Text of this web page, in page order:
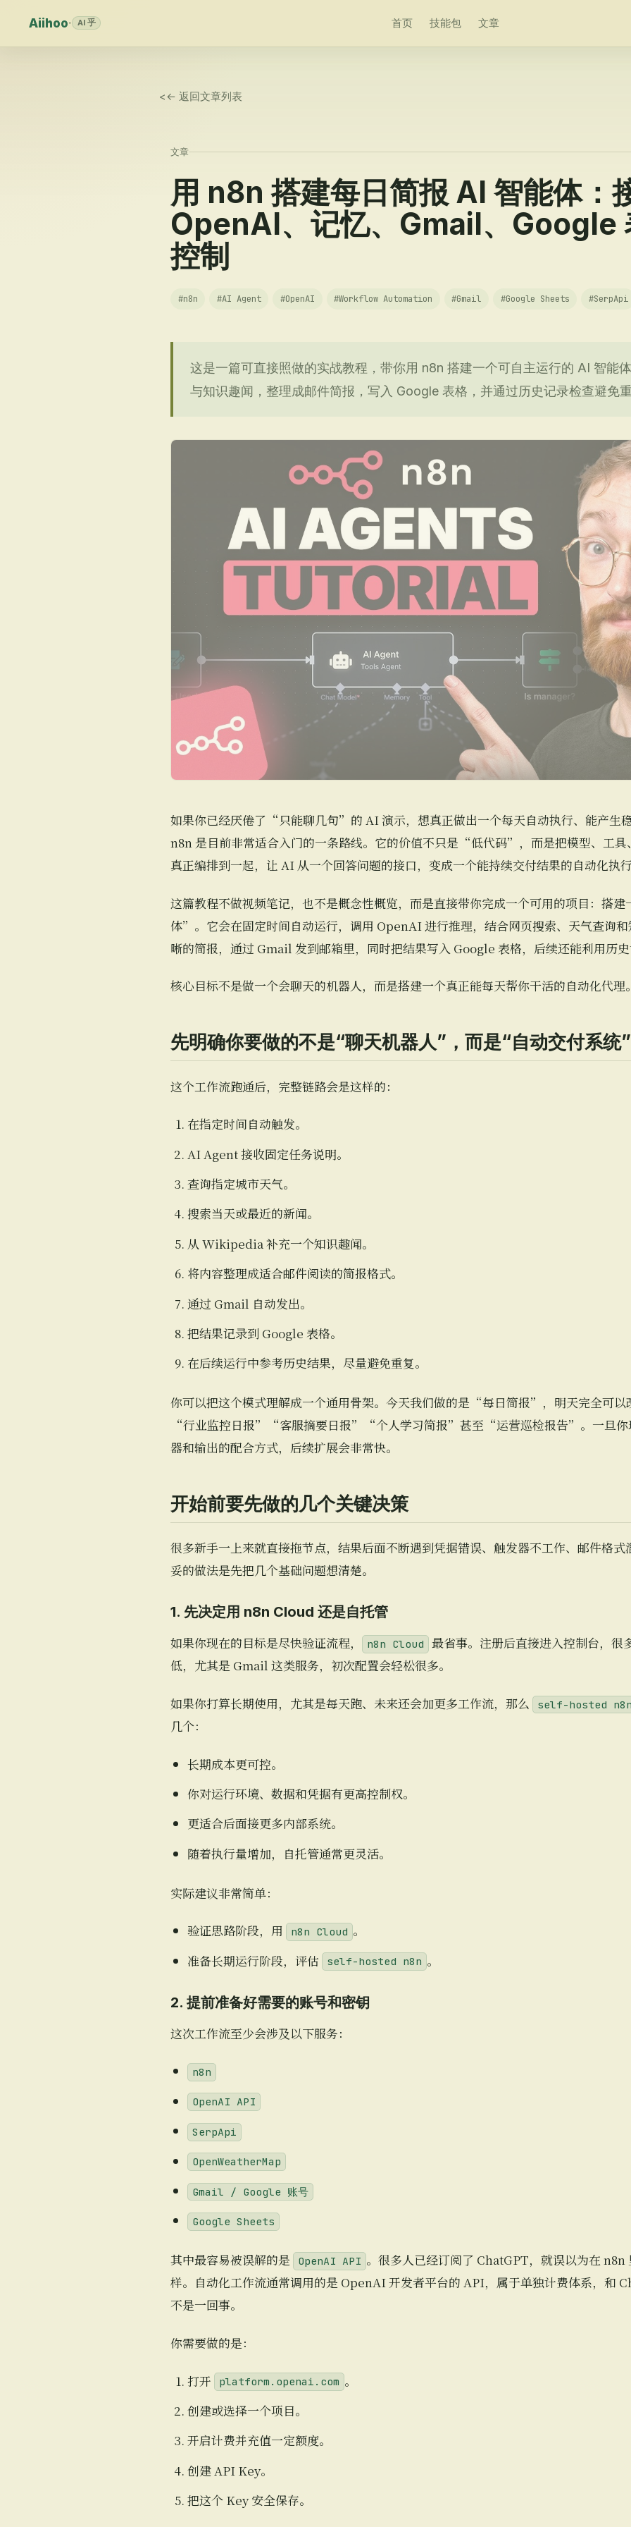
Aiihoo· AI 乎 首页 技能包 文章
<← 返回文章列表
文章
用 n8n 搭建每日简报 AI 智能体：
OpenAI、记忆、Gmail、Google
控制
#n8n #AI Agent #OpenAI #Workflow Automation #Gmail #Google Sheets #SerpApi
这是一篇可直接照做的实战教程，带你用 n8n 搭建一个可自主运行的 AI 智能
与知识趣闻，整理成邮件简报，写入 Google 表格，并通过历史记录检查避免重
如果你已经厌倦了“只能聊几句”的 AI 演示，想真正做出一个每天自动执行、能产生
n8n 是目前非常适合入门的一条路线。它的价值不只是“低代码”，而是把模型、工具
真正编排到一起，让 AI 从一个回答问题的接口，变成一个能持续交付结果的自动化执行
这篇教程不做视频笔记，也不是概念性概览，而是直接带你完成一个可用的项目：搭
体”。它会在固定时间自动运行，调用 OpenAI 进行推理，结合网页搜索、天气查询
晰的简报，通过 Gmail 发到邮箱里，同时把结果写入 Google 表格，后续还能利用历史
核心目标不是做一个会聊天的机器人，而是搭建一个真正能每天帮你干活的自动化代理。
先明确你要做的不是“聊天机器人”，而是“自动交付系统”
这个工作流跑通后，完整链路会是这样的：
在指定时间自动触发。
AI Agent 接收固定任务说明。
查询指定城市天气。
搜索当天或最近的新闻。
从 Wikipedia 补充一个知识趣闻。
将内容整理成适合邮件阅读的简报格式。
通过 Gmail 自动发出。
把结果记录到 Google 表格。
在后续运行中参考历史结果，尽量避免重复。
你可以把这个模式理解成一个通用骨架。今天我们做的是“每日简报”，明天完全可
“行业监控日报”“客服摘要日报”“个人学习简报”甚至“运营巡检报告”。一旦你
器和输出的配合方式，后续扩展会非常快。
开始前要先做的几个关键决策
很多新手一上来就直接拖节点，结果后面不断遇到凭据错误、触发器不工作、邮件格
妥的做法是先把几个基础问题想清楚。
1. 先决定用 n8n Cloud 还是自托管
如果你现在的目标是尽快验证流程， n8n Cloud
最省事。注册后直接进入控制台，很
低，尤其是 Gmail 这类服务，初次配置会轻松很多。
如果你打算长期使用，尤其是每天跑、未来还会加更多工作流，那么 self-hosted n8n
几个：
长期成本更可控。
你对运行环境、数据和凭据有更高控制权。
更适合后面接更多内部系统。
随着执行量增加，自托管通常更灵活。
实际建议非常简单：
验证思路阶段，用 n8n Cloud 。
准备长期运行阶段，评估
self-hosted n8n 。
2. 提前准备好需要的账号和密钥
这次工作流至少会涉及以下服务：
n8n
OpenAI API
SerpApi
OpenWeatherMap
Gmail / Google 账号
Google Sheets
其中最容易被误解的是 OpenAI API 。很多人已经订阅了 ChatGPT，就误以为在 n8n
样。自动化工作流通常调用的是 OpenAI 开发者平台的 API，属于单独计费体系，和
不是一回事。
你需要做的是：
打开 platform.openai.com 。
创建或选择一个项目。
开启计费并充值一定额度。
创建 API Key。
把这个 Key 安全保存。